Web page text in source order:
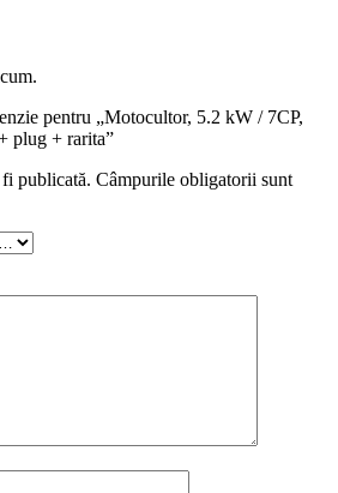
pentru „Motocultor, 5.2 kW / 7CP,
plug + rarita”
publicată. Câmpurile obligatorii sunt